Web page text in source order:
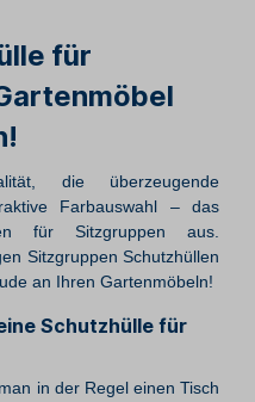
für
die überzeugende
Farbauswahl – das
für Sitzgruppen aus.
Sitzgruppen Schutzhüllen
an Ihren Gartenmöbeln!
Schutzhülle für
in der Regel einen Tisch